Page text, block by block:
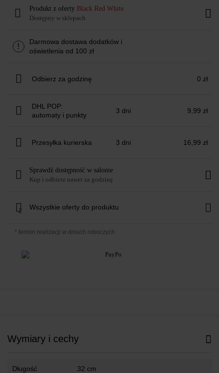
Produkt z oferty Black Red White
Dostępny w sklepach
!
Darmowa dostawa dodatków i
oświetlenia od 100 zł
Odbierz za godzinę 0 zł
DHL POP:
automaty i punkty
3 dni 9,99 zł
Przesyłka kurierska 3 dni 16,99 zł
Sprawdź dostępność w salonie
Kup i odbierz nawet za godzinę
2 Wszystkie oferty do produktu
* termin realizacji w dniach roboczych
Wymiary i cechy
Długość 32 cm